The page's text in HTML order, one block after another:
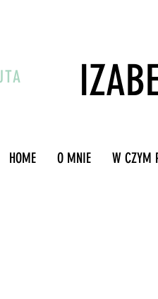
HOME O MNIE W CZYM